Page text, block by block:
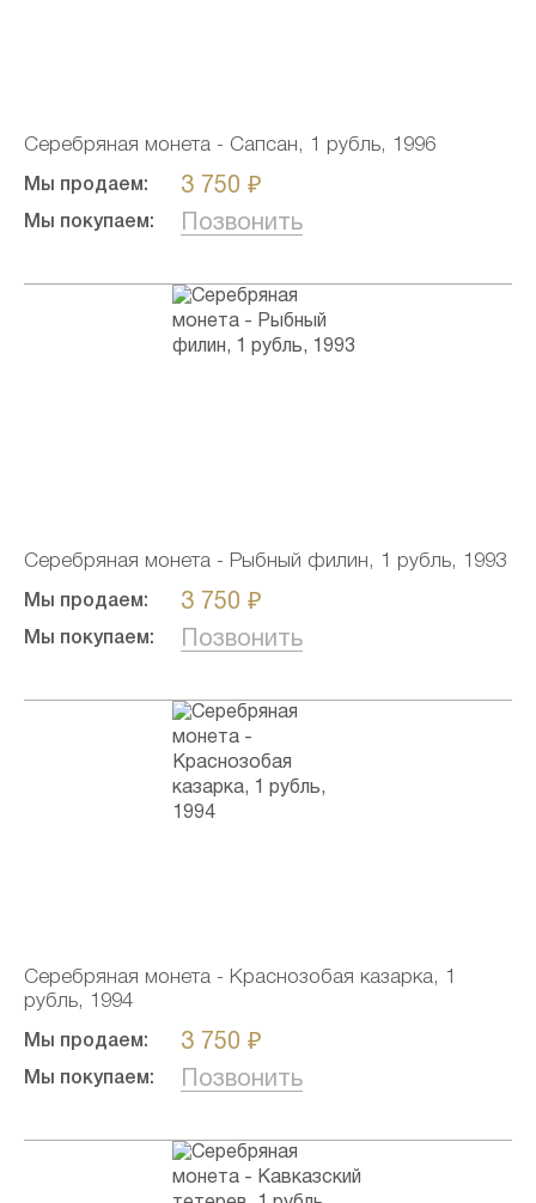
Серебряная монета - Сапсан, 1 рубль, 1996
Мы продаем: 3 750 ₽
Мы покупаем: Позвонить
Серебряная монета - Рыбный филин, 1 рубль, 1993
Мы продаем: 3 750 ₽
Мы покупаем: Позвонить
Серебряная монета - Краснозобая казарка, 1
рубль, 1994
Мы продаем: 3 750 ₽
Мы покупаем: Позвонить